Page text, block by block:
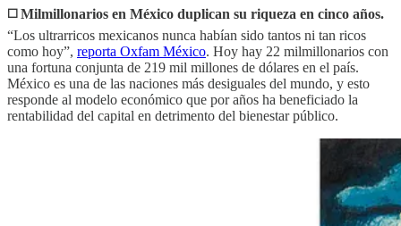
◻️ Milmillonarios en México duplican su riqueza en cinco años.
“Los ultrarricos mexicanos nunca habían sido tantos ni tan ricos
como hoy”, reporta Oxfam México. Hoy hay 22 milmillonarios con
una fortuna conjunta de 219 mil millones de dólares en el país.
México es una de las naciones más desiguales del mundo, y esto
responde al modelo económico que por años ha beneficiado la
rentabilidad del capital en detrimento del bienestar público.